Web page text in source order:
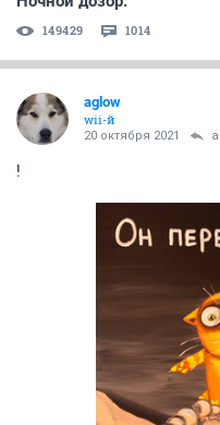
149429 1014
aglow
wii-й
20 октября 2021
!